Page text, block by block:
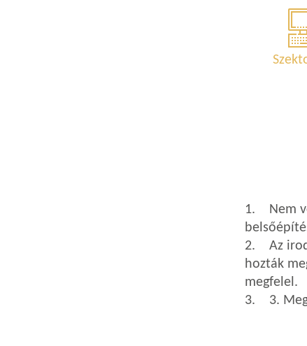
1. Nem
2. Az
hozták
megfelel.
3. 3. Meg